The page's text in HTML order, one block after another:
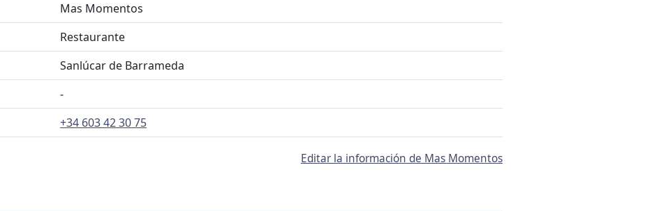
Mas Momentos
Restaurante
Sanlúcar de Barrameda
-
+34 603 42 30 75
Editar la información de Mas Momentos